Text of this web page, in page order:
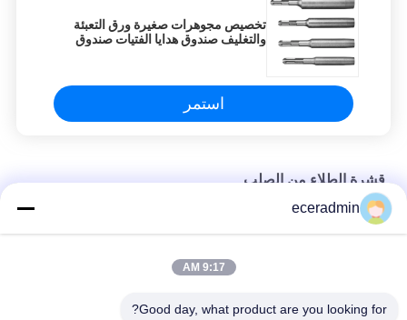
eye strain during long sessions. Highly
recommend taking the time to set it up
properly!""The Pico 4's visual clarity is fantastic
adjustment is smooth, and finding that sweet
spot makes all the difference. No more eye
4's visual clarity is fantastic once you dial in the
IPD correctly. The manual adjustment is
sessions. Highly r
تخصيص مجوهرات صغيرة ورق التعبئة
والتغليف صندوق هدايا الفتيات صندوق
استمر
قشرة الطلاء من الصلب
تخصيص مجوهرات صغيرة ورق التعبئة والتغليف صندوق هدايا الفتيات
صندوق التعبئة الرخيصة
eceradmin
9:17 AM
Good day, what product are you looking for?